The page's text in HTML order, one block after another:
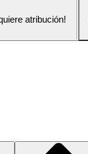
atribución!